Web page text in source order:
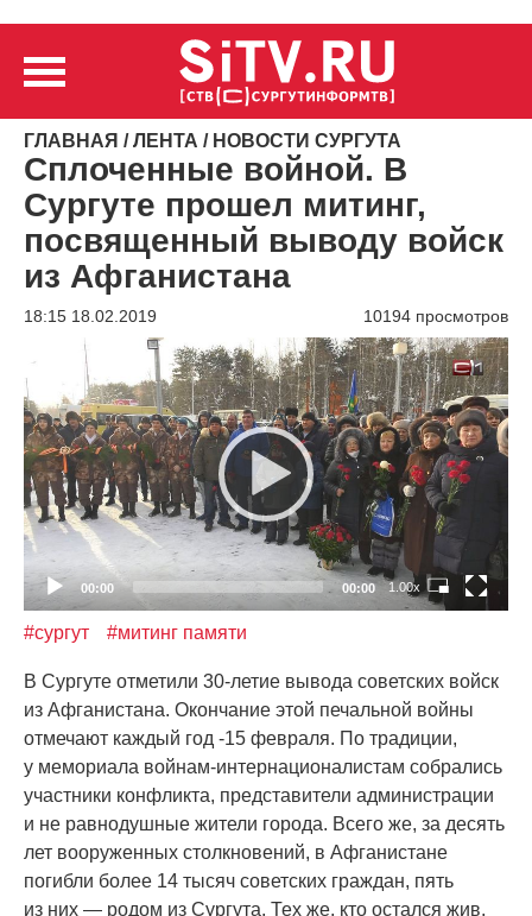
ГЛАВНАЯ /ЛЕНТА / НОВОСТИ СУРГУТА
Сплоченные войной. В
Сургуте прошел митинг,
посвященный выводу войск
из Афганистана
18:15 18.02.2019 10194 просмотров
Видеоплеер
00:00 00:00 1.00x
#сургут #митинг памяти
В Сургуте отметили 30-летие вывода советских войск
из Афганистана. Окончание этой печальной войны
отмечают каждый год -15 февраля. По традиции,
у мемориала войнам-интернационалистам собрались
участники конфликта, представители администрации
и не равнодушные жители города. Всего же, за десять
лет вооруженных столкновений, в Афганистане
погибли более 14 тысяч советских граждан, пять
из них — родом из Сургута. Тех же, кто остался жив,